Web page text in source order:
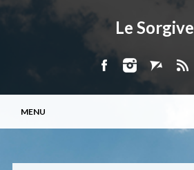
Le Sorgive
Menu principale
MENU